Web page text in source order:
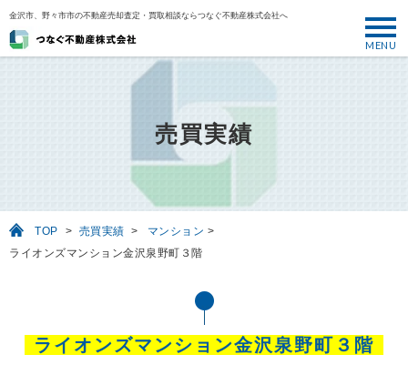
金沢市、野々市市の不動産売却査定・買取相談ならつなぐ不動産株式会社へ
MENU
買いたい
売買実績
TOP > 売買実績 > マンション >
ライオンズマンション金沢泉野町３階
ライオンズマンション金沢泉野町３階